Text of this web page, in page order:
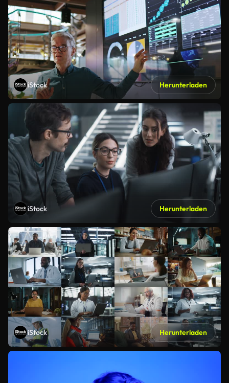
iStock Herunterladen
iStock Herunterladen
iStock Herunterladen